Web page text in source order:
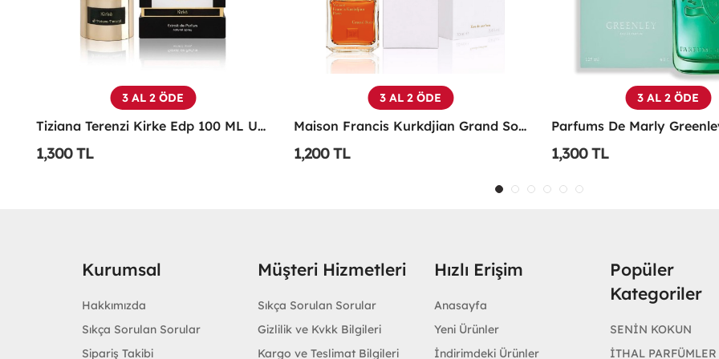
3 AL 2 ÖDE
Tiziana Terenzi Kirke Edp 100 ML Unisex Parfüm - TTKE
1,300 TL
3 AL 2 ÖDE
Maison Francis Kurkdjian Grand Soir 70 Ml EDP Parfüm - MFKGS
1,200 TL
3 AL 2 ÖDE
1,300 TL
Kurumsal
Hakkımızda
Sıkça Sorulan Sorular
Sipariş Takibi
Müşteri Hizmetleri
Sıkça Sorulan Sorular
Gizlilik ve Kvkk Bilgileri
Kargo ve Teslimat Bilgileri
Hızlı Erişim
Anasayfa
Yeni Ürünler
İndirimdeki Ürünler
Popüler
Kategoriler
SENİN KOKUN
İTHAL PARFÜMLER